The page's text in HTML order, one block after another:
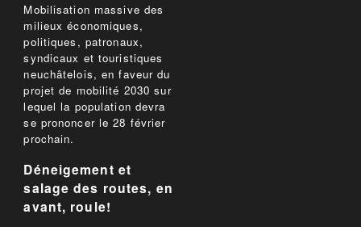
Mobilisation massive des
milieux économiques,
politiques, patronaux,
syndicaux et touristiques
neuchâtelois, en faveur du
projet de mobilité 2030 sur
lequel la population devra
se prononcer le 28 février
prochain.
Déneigement et
salage des routes, en
avant, roule!